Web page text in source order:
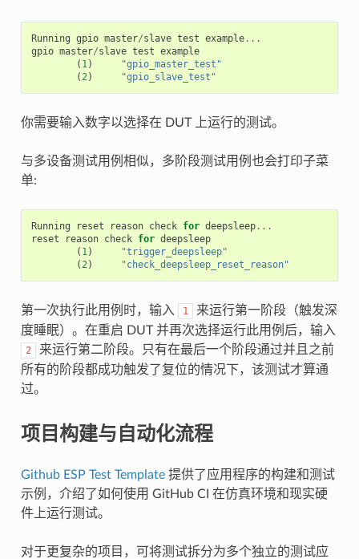
Running gpio master/slave test example...
gpio master/slave test example
( 1)
"gpio_master_test"
(2) "gpio_slave_test"
你需要输入数字以选择在 DUT 上运行的测试。
与多设备测试用例相似，多阶段测试用例也会打印子菜
单:
Running reset reason check for deepsleep...
reset
reason check for deepsleep
( 1)
"trigger_deepsleep"
(2) "check_deepsleep_reset_reason"
第一次执行此用例时，输入 1
来运行第一阶段（触发深
度睡眠）。在重启 DUT 并再次选择运行此用例后，输入
2
来运行第二阶段。只有在最后一个阶段通过并且之前
所有的阶段都成功触发了复位的情况下，该测试才算通
过。
项目构建与自动化流程
Github ESP Test Template提供了应用程序的构建和测试
示例，介绍了如何使用 GitHub CI 在仿真环境和现实硬
件上运行测试。
对于更复杂的项目，可将测试拆分为多个独立的测试应